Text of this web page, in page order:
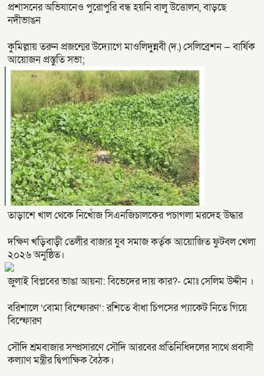
প্রশাসনের অভিযানেও পুরোপুরি বন্ধ হয়নি বালু উত্তোলন, বাড়ছে
নদীভাঙন
কুমিল্লায় তরুন প্রজন্মের উদ্যোগে মাওলিদুন্নবী (দ.) সেলিব্রেশন — বার্ষিক
আয়োজন প্রস্তুতি সভা;
তাড়াশে খাল থেকে নিখোঁজ সিএনজিচালকের পচাগলা মরদেহ উদ্ধার
দক্ষিণ খড়িবাড়ী তেলীর বাজার যুব সমাজ কর্তৃক আয়োজিত ফুটবল খেলা
২০২৬ অনুষ্ঠিত।
জুলাই বিপ্লবের ভাঙা আয়না: বিভেদের দায় কার?- মোঃ সেলিম উদ্দীন ।
বরিশালে ‘বোমা বিস্ফোরণ’: রশিতে বাঁধা চিপসের প্যাকেট নিতে গিয়ে
বিস্ফোরণ
সৌদি শ্রমবাজার সম্প্রসারণে সৌদি আরবের প্রতিনিধিদলের সাথে প্রবাসী
কল্যাণ মন্ত্রীর দ্বিপাক্ষিক বৈঠক।